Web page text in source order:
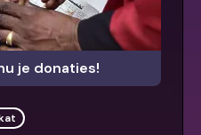
je donaties!